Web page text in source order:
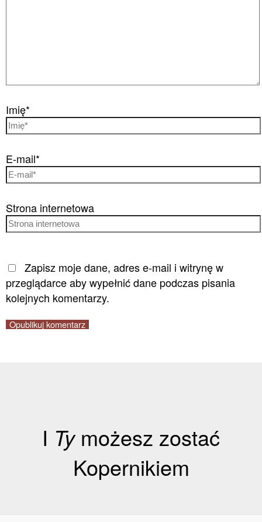
Imię*
E-mail*
Strona internetowa
Zapisz moje dane, adres e-mail i witrynę w
przeglądarce aby wypełnić dane podczas pisania
kolejnych komentarzy.
I Tymożesz zostać
Kopernikiem